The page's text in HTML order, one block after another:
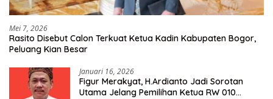
Mei 7, 2026
Rasito Disebut Calon Terkuat Ketua Kadin Kabupaten Bogor,
Peluang Kian Besar
Januari 16, 2026
Figur Merakyat, H.Ardianto Jadi Sorotan
Utama Jelang Pemilihan Ketua RW 010